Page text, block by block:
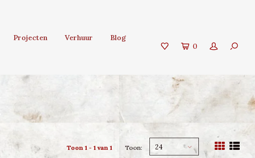
Projecten Verhuur
Blog
0
Toon 1 - 1 van 1 Toon: 24